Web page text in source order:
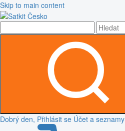
Skip to main content
Dobrý den, Přihlásit se Účet a seznamy